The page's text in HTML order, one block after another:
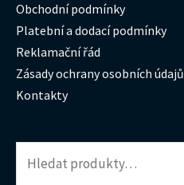
Obchodní podmínky
Platební a dodací podmínky
Reklamační řád
Zásady ochrany osobních údajů
Kontakty